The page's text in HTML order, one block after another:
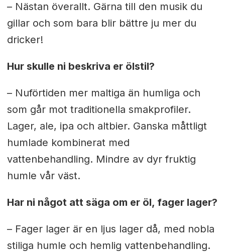
– Nästan överallt. Gärna till den musik du
gillar och som bara blir bättre ju mer du
dricker!
Hur skulle ni beskriva er ölstil?
– Nuförtiden mer maltiga än humliga och
som går mot traditionella smakprofiler.
Lager, ale, ipa och altbier. Ganska måttligt
humlade kombinerat med
vattenbehandling. Mindre av dyr fruktig
humle vår väst.
Har ni något att säga om er öl, fager lager?
– Fager lager är en ljus lager då, med nobla
stiliga humle och hemlig vattenbehandling.